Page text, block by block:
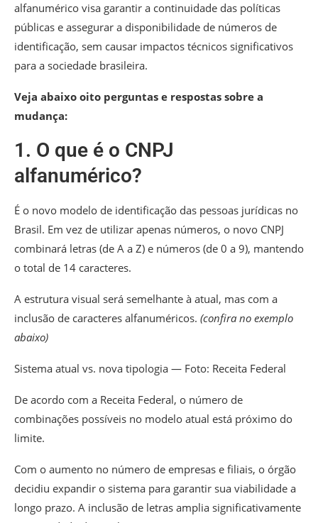
alfanumérico visa garantir a continuidade das políticas
públicas e assegurar a disponibilidade de números de
identificação, sem causar impactos técnicos significativos
para a sociedade brasileira.
Veja abaixo oito perguntas e respostas sobre a
mudança:
1. O que é o CNPJ
alfanumérico?
É o novo modelo de identificação das pessoas jurídicas no
Brasil. Em vez de utilizar apenas números, o novo CNPJ
combinará letras (de A a Z) e números (de 0 a 9), mantendo
o total de 14 caracteres.
A estrutura visual será semelhante à atual, mas com a
inclusão de caracteres alfanuméricos. (confira no exemplo
abaixo)
Sistema atual vs. nova tipologia — Foto: Receita Federal
De acordo com a Receita Federal, o número de
combinações possíveis no modelo atual está próximo do
limite.
Com o aumento no número de empresas e filiais, o órgão
decidiu expandir o sistema para garantir sua viabilidade a
longo prazo. A inclusão de letras amplia significativamente